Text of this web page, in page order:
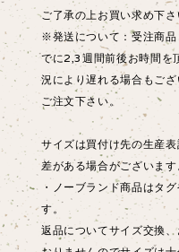
ご了承の上お買い求め下さ
※発送について：受注商品
でに2,3週間前後お時間を
況により遅れる場合もご
ご注文下さい。
サイズは買付け先の生産
差がある場合がございます
・ノーブランド商品はタ
す。
返品についてサイズ交換